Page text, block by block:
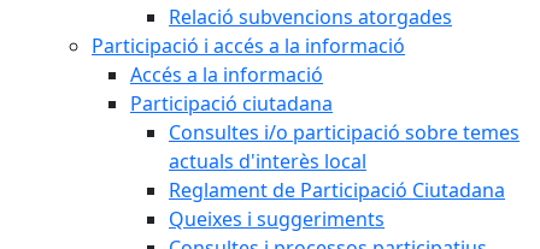
Relació subvencions atorgades
Participació i accés a la informació
Accés a la informació
Participació ciutadana
Consultes i/o participació sobre temes
actuals d'interès local
Reglament de Participació Ciutadana
Queixes i suggeriments